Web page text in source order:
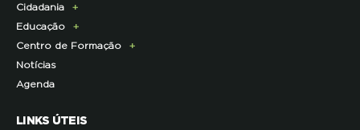
Parcerias de Apoio à LPN
Corpo Técnico
Infraestruturas
Contactos e Localização
Representações
Programa Florestas
Projetos cofinanciados pela UE
Outros Projetos
Histórico de Projetos
Centro de Documentação
Comunicado de imprensa
Clipping
Press Kit
Cidadania
Campanhas
ECOs-Locais
Dicas úteis
Iniciativas
Pareceres
Educação
Área dos Professores
Recursos Pedagógicos
Literacia para a Floresta
Projetos
Centro de Formação
Formação Certificada
Formação Contínua para Professores
Outras Formações
Notícias
Agenda
LINKS ÚTEIS